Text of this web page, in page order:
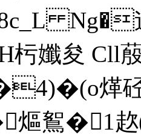
Ng�
孅夋 Cll
煂硁
熰鴽�1赼